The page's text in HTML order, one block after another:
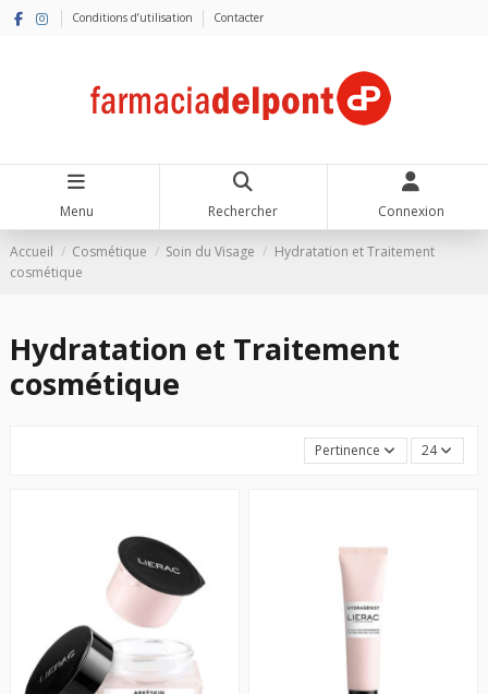
Conditions d’utilisation Contacter
Menu Rechercher Connexion
Accueil Cosmétique Soin du Visage
Hydratation et Traitement
cosmétique
Hydratation et Traitement
cosmétique
Pertinence 24